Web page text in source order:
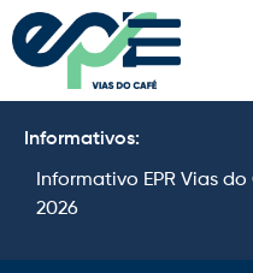
Informativos:
Informativo EPR Vias
2026